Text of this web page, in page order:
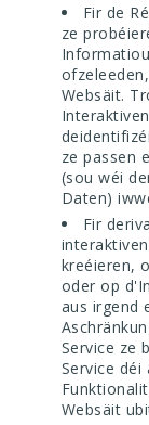
Fir de
ze
Websäit.
ze passen
(sou wéi
Daten)
Fir
kreéieren,
oder op
aus irgend
Service ze
Service déi
Websäit